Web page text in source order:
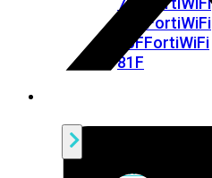
FortiWiFi
80FFortiWiFi
81F